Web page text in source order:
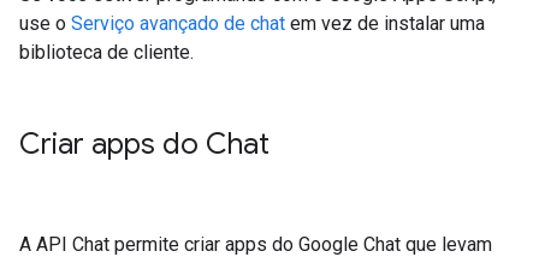
use o Serviço avançado de chat em vez de instalar uma
biblioteca de cliente.
Criar apps do Chat
A API Chat permite criar apps do Google Chat que levam